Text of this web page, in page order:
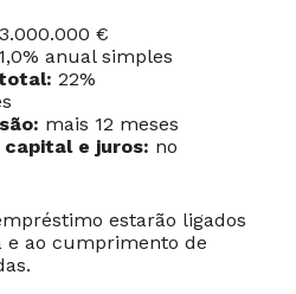
€
anual simples
22%
mais 12 meses
e juros: no
estarão ligados
e ao cumprimento de